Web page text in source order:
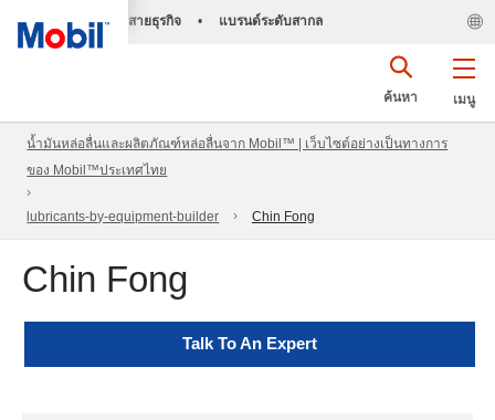
สายธุรกิจ • แบรนด์ระดับสากล
เมนู
ค้นหา
น้ำมันหล่อลื่นและผลิตภัณฑ์หล่อลื่นจาก Mobil™ | เว็บไซต์อย่างเป็นทางการ
ของ Mobil™ประเทศไทย
lubricants-by-equipment-builder Chin Fong
Chin Fong
Talk To An Expert